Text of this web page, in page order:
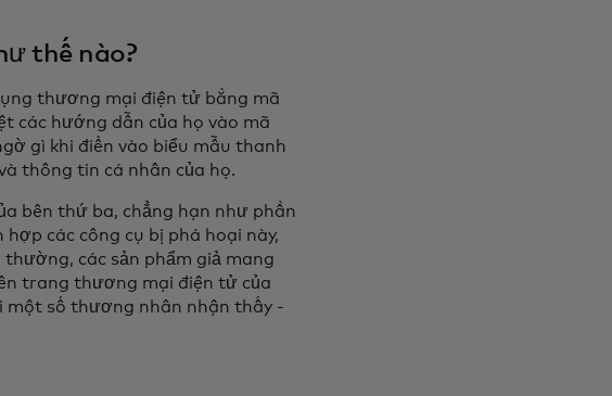
thế nào?
thương mại điện tử bằng mã
các hướng dẫn của họ vào mã
gì khi điền vào biểu mẫu thanh
thông tin cá nhân của họ.
bên thứ ba, chẳng hạn như phần
các công cụ bị phá hoại này,
các sản phẩm giả mang
trang thương mại điện tử của
một số thương nhân nhận thấy -